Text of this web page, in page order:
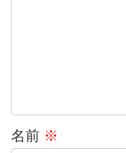
名前 ※